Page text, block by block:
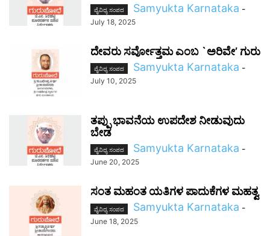
ವೈವಿಧ್ಯ ಸಂಪದ Samyukta Karnataka -
July 18, 2025
ದೇವರು ಸರ್ವೋತ್ತಮ ಎಂಬ `ಅರಿವೇ’ ಗುರು
ವೈವಿಧ್ಯ ಸಂಪದ Samyukta Karnataka -
July 10, 2025
ತಪ್ಪು ಭಾವನೆಯ ಉಪದೇಶ ನೀಡುವುದು
ಬೇಡ
ವೈವಿಧ್ಯ ಸಂಪದ Samyukta Karnataka -
June 20, 2025
ಸಂತ ಮಹಂತ ಯತಿಗಳ ಪಾದುಕೆಗಳ ಮಹತ್ವ
ವೈವಿಧ್ಯ ಸಂಪದ Samyukta Karnataka -
June 18, 2025